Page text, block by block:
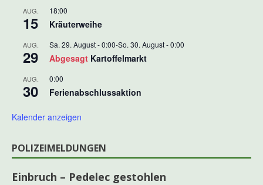
AUG.
15
18:00
Kräuterweihe
AUG.
29
Sa. 29. August - 0:00-So. 30. August - 0:00
Abgesagt Kartoffelmarkt
AUG.
30
0:00
Ferienabschlussaktion
Kalender anzeigen
POLIZEIMELDUNGEN
Einbruch – Pedelec gestohlen